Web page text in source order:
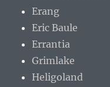
Erang
Eric Baule
Errantia
Grimlake
Heligoland